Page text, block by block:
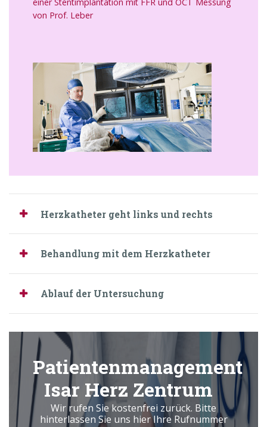
von Prof. Leber
Herzkatheter geht links und rechts
Behandlung mit dem Herzkatheter
Ablauf der Untersuchung
Patientenmanagement
Isar Herz Zentrum
Wir rufen Sie kostenfrei zurück. Bitte
hinterlassen Sie uns hier Ihre Rufnummer